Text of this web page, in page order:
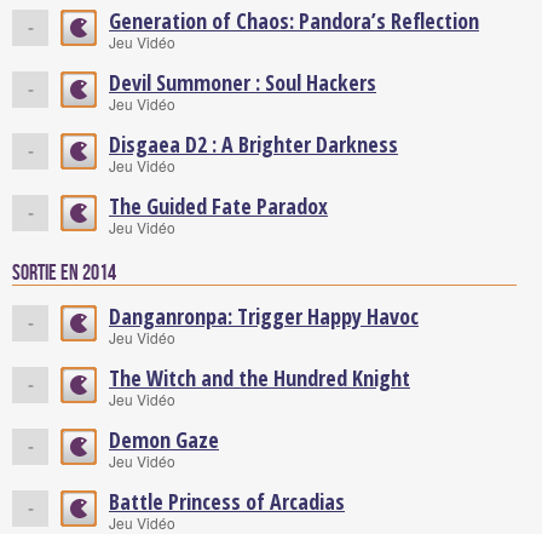
- Generation of Chaos: Pandora’s Reflection
Jeu Vidéo
- Devil Summoner : Soul Hackers
Jeu Vidéo
- Disgaea D2 : A Brighter Darkness
Jeu Vidéo
- The Guided Fate Paradox
Jeu Vidéo
Sortie en 2014
- Danganronpa: Trigger Happy Havoc
Jeu Vidéo
- The Witch and the Hundred Knight
Jeu Vidéo
- Demon Gaze
Jeu Vidéo
- Battle Princess of Arcadias
Jeu Vidéo